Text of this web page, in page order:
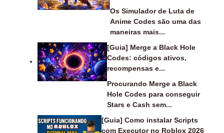
Os Simulador de Luta de
Anime Codes são uma das
maneiras mais...
[Guia] Merge a Black Hole
Codes: códigos ativos,
recompensas e...
Procurando Merge a Black
Hole Codes para conseguir
Stars e Cash sem...
[Guia] Como instalar Scripts
com Executor no Roblox 2026